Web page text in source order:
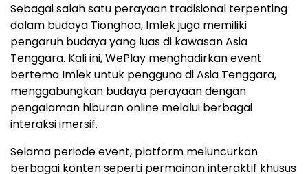
Sebagai salah satu perayaan tradisional terpenting
dalam budaya Tionghoa, Imlek juga memiliki
pengaruh budaya yang luas di kawasan Asia
Tenggara. Kali ini, WePlay menghadirkan event
bertema Imlek untuk pengguna di Asia Tenggara,
menggabungkan budaya perayaan dengan
pengalaman hiburan online melalui berbagai
interaksi imersif.
Selama periode event, platform meluncurkan
berbagai konten seperti permainan interaktif khusus